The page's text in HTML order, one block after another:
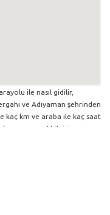
ile nasıl gidilir,
ve Adıyaman şehrinden
kaç km ve araba ile kaç saat
arası yol bilgisi